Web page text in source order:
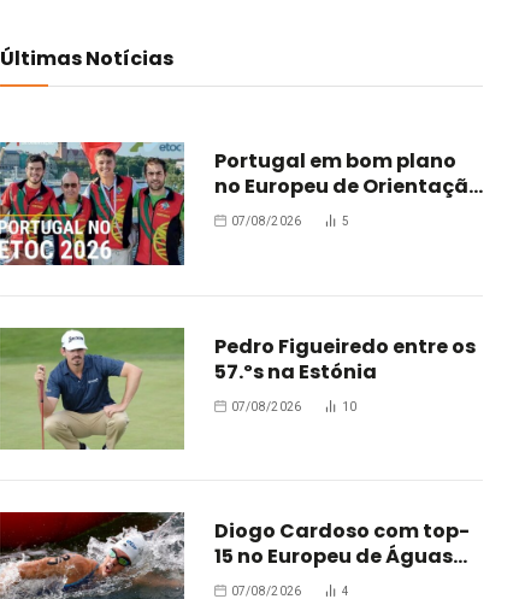
Últimas Notícias
Portugal em bom plano
no Europeu de Orientação
Trail
07/08/2026 5
Pedro Figueiredo entre os
57.ºs na Estónia
07/08/2026 10
Diogo Cardoso com top-
15 no Europeu de Águas
Abertas
07/08/2026 4